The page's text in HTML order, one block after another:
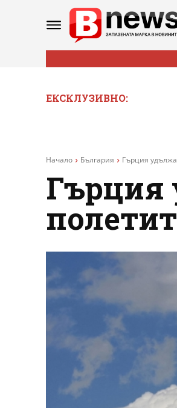
ЕКСКЛУЗИВНО:
Начало България Гърция
Гърция